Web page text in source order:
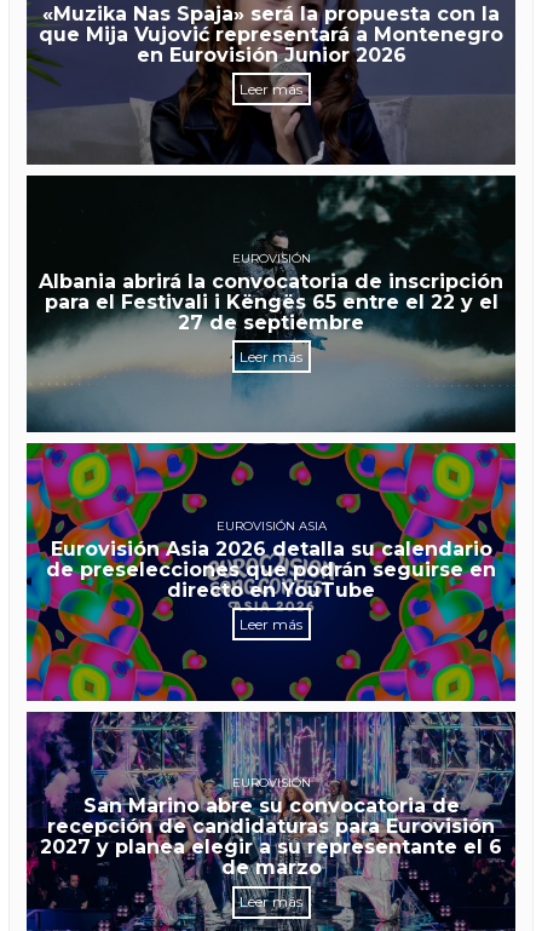
«Muzika Nas Spaja» será la propuesta con la
que Mija Vujović representará a Montenegro
en Eurovisión Junior 2026
Leer más
EUROVISIÓN
Albania abrirá la convocatoria de inscripción
para el Festivali i Këngës 65 entre el 22 y el
27 de septiembre
Leer más
EUROVISIÓN ASIA
Eurovisión Asia 2026 detalla su calendario
de preselecciones que podrán seguirse en
directo en YouTube
Leer más
EUROVISIÓN
San Marino abre su convocatoria de
recepción de candidaturas para Eurovisión
2027 y planea elegir a su representante el 6
de marzo
Leer más